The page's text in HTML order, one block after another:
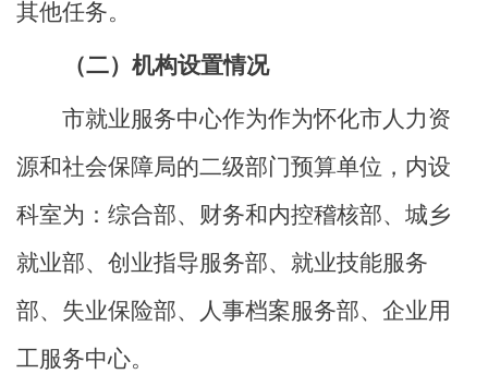
其他任务。
（二）机构设置情况
市就业服务中心作为作为怀化市人力资
源和社会保障局的二级部门预算单位，内设
科室为：综合部、财务和内控稽核部、城乡
就业部、创业指导服务部、就业技能服务
部、失业保险部、人事档案服务部、企业用
工服务中心。